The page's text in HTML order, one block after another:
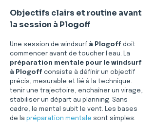
Objectifs clairs et routine avant
la session à Plogoff
Une session de windsurf à Plogoff doit
commencer avant de toucher l’eau. La
préparation mentale pour le windsurf
à Plogoff consiste à définir un objectif
précis, mesurable et lié à la technique:
tenir une trajectoire, enchaîner un virage,
stabiliser un départ au planning. Sans
cadre, le mental subit le vent. Les bases
de la préparation mentale sont simples: